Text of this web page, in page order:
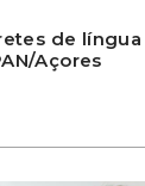
de língua
Açores